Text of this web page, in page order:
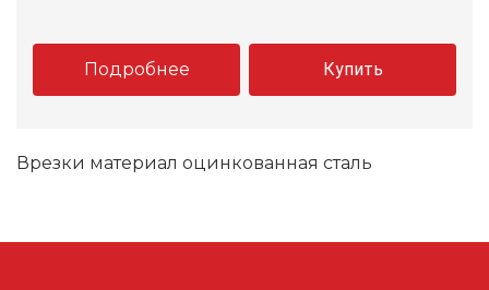
Подробнее Купить
Врезки материал оцинкованная сталь